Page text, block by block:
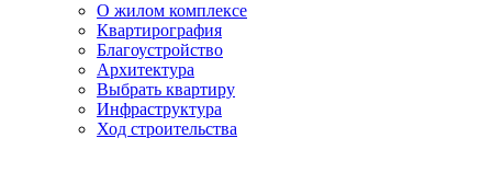
О жилом комплексе
Квартирография
Благоустройство
Архитектура
Выбрать квартиру
Инфраструктура
Ход строительства